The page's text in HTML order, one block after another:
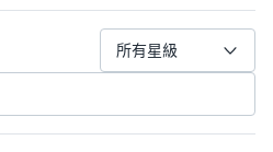
所有星級